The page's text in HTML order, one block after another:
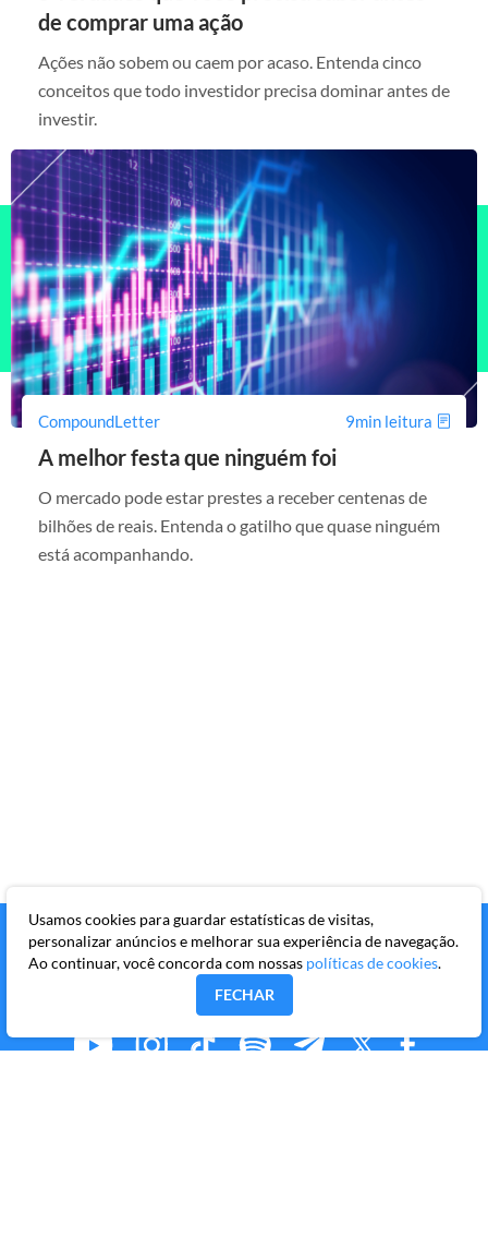
de comprar uma ação
Ações não sobem ou caem por acaso. Entenda cinco
conceitos que todo investidor precisa dominar antes de
investir.
CompoundLetter 9min leitura
A melhor festa que ninguém foi
O mercado pode estar prestes a receber centenas de
bilhões de reais. Entenda o gatilho que quase ninguém
está acompanhando.
Usamos cookies para guardar estatísticas de visitas,
personalizar anúncios e melhorar sua experiência de navegação.
Ao continuar, você concorda com nossas políticas de cookies.
FECHAR